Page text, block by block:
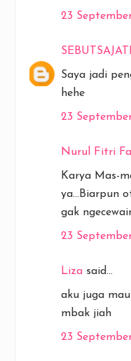
23
Saya jadi
hehe
23
Nurul Fitri
Karya Mas-
ya...Biarpun
gak
23
Liza said...
aku juga
mbak jiah
23